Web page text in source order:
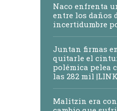
Naco enfrenta
entre los daños
incertidumbre
Juntan firmas
quitarle el
polémica pelea
las 282 mil |LINK
Malitzin era